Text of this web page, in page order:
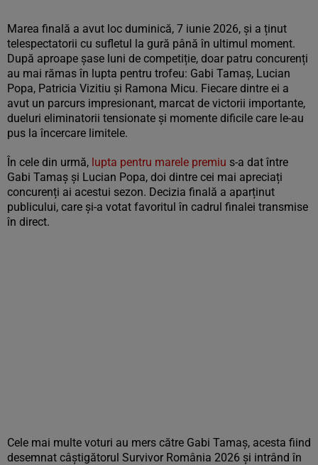
Marea finală a avut loc duminică, 7 iunie 2026, și a ținut
telespectatorii cu sufletul la gură până în ultimul moment.
După aproape șase luni de competiție, doar patru concurenți
au mai rămas în lupta pentru trofeu: Gabi Tamaș, Lucian
Popa, Patricia Vizitiu și Ramona Micu. Fiecare dintre ei a
avut un parcurs impresionant, marcat de victorii importante,
dueluri eliminatorii tensionate și momente dificile care le-au
pus la încercare limitele.
În cele din urmă, lupta pentru marele premiu s-a dat între
Gabi Tamaș și Lucian Popa, doi dintre cei mai apreciați
concurenți ai acestui sezon. Decizia finală a aparținut
publicului, care și-a votat favoritul în cadrul finalei transmise
în direct.
Cele mai multe voturi au mers către Gabi Tamaș, acesta fiind
desemnat câștigătorul Survivor România 2026 și intrând în